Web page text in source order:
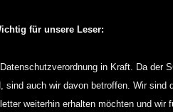
für unsere Leser:
in Kraft. Da der
sind auch wir davon betroffen. Wir sind
weiterhin erhalten möchten und wir